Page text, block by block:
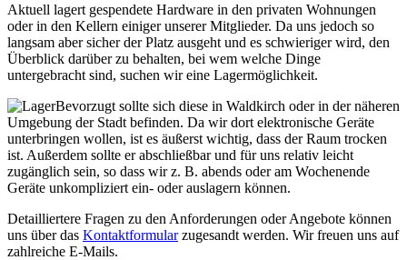
Aktuell lagert gespendete Hardware in den privaten Wohnungen
oder in den Kellern einiger unserer Mitglieder. Da uns jedoch so
langsam aber sicher der Platz ausgeht und es schwieriger wird, den
Überblick darüber zu behalten, bei wem welche Dinge
untergebracht sind, suchen wir eine Lagermöglichkeit.
Bevorzugt sollte sich diese in Waldkirch oder in der näheren
Umgebung der Stadt befinden. Da wir dort elektronische Geräte
unterbringen wollen, ist es äußerst wichtig, dass der Raum trocken
ist. Außerdem sollte er abschließbar und für uns relativ leicht
zugänglich sein, so dass wir z. B. abends oder am Wochenende
Geräte unkompliziert ein- oder auslagern können.
Detailliertere Fragen zu den Anforderungen oder Angebote können
uns über das Kontaktformularzugesandt werden. Wir freuen uns auf
zahlreiche E-Mails.